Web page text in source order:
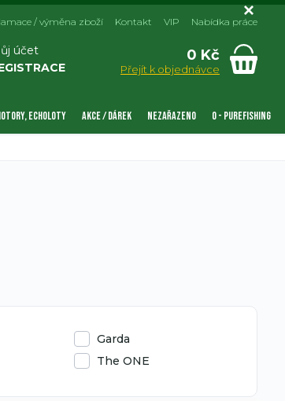
účet
0 Kč
Přejít k objednávce
/ výměna zboží Kontakt VIP Nabídka práce
ECHOLOTY AKCE / DÁREK NEZAŘAZENO 0 - PUREFISHING
Garda
The ONE